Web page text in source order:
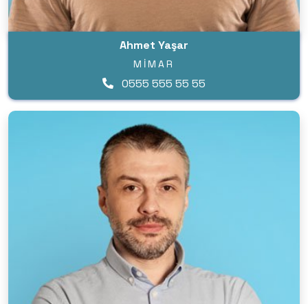
Ahmet Yaşar
MIMAR
0555 555 55 55